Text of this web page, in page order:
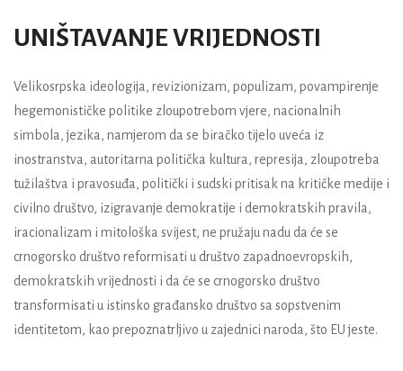
UNIŠTAVANJE VRIJEDNOSTI
Velikosrpska ideologija, revizionizam, populizam, povampirenje
hegemonističke politike zloupotrebom vjere, nacionalnih
simbola, jezika, namjerom da se biračko tijelo uveća iz
inostranstva, autoritarna politička kultura, represija, zloupotreba
tužilaštva i pravosuđa, politički i sudski pritisak na kritičke medije i
civilno društvo, izigravanje demokratije i demokratskih pravila,
iracionalizam i mitološka svijest, ne pružaju nadu da će se
crnogorsko društvo reformisati u društvo zapadnoevropskih,
demokratskih vrijednosti i da će se crnogorsko društvo
transformisati u istinsko građansko društvo sa sopstvenim
identitetom, kao prepoznatrljivo u zajednici naroda, što EU jeste.